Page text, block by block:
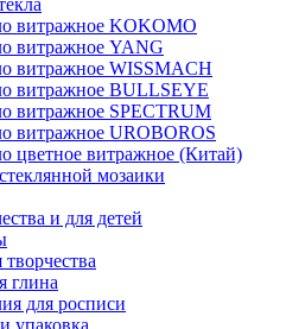
витражное KOKOMO
витражное YANG
витражное WISSMACH
витражное BULLSEYE
витражное SPECTRUM
витражное UROBOROS
цветное витражное (Китай)
мозаики
и для детей
глина
для росписи
упаковка